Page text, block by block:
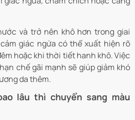
và trở nên khô hơn trong giai
giác ngứa có thể xuất hiện rõ
hoặc khi thời tiết hanh khô. Việc
chế gãi mạnh sẽ giúp giảm khó
da thêm.
lâu thì chuyển sang màu